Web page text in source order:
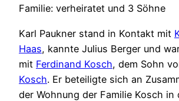
Familie: verheiratet und 3 Söhne
Karl Paukner stand in Kontakt mit
Haas, kannte Julius Berger und
mit Ferdinand Kosch, dem Sohn
Kosch. Er beteiligte sich an
der Wohnung der Familie Kosch in